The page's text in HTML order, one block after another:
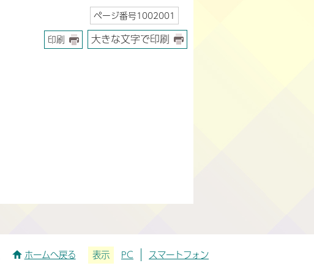
ページ番号1002001
印刷
大きな文字で印刷
ホームへ戻る 表示 PC スマートフォン